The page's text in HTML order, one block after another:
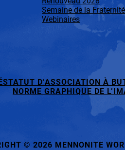
Semaine de la
Webinaires
STATUT D’ASSOCIATION À
NORME GRAPHIQUE DE
© 2026 MENNONITE